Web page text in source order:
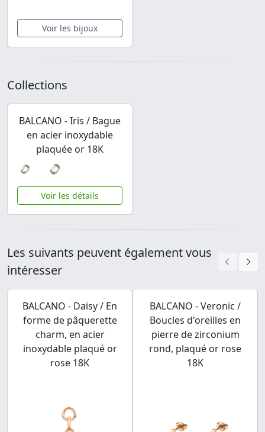
Voir les bijoux
Collections
BALCANO - Iris / Bague
en acier inoxydable
plaquée or 18K
Voir les détails
Les suivants peuvent également vous
intéresser
BALCANO - Daisy / En
forme de pâquerette
charm, en acier
inoxydable plaqué or
rose 18K
BALCANO - Veronic /
Boucles d'oreilles en
pierre de zirconium
rond, plaqué or rose
18K